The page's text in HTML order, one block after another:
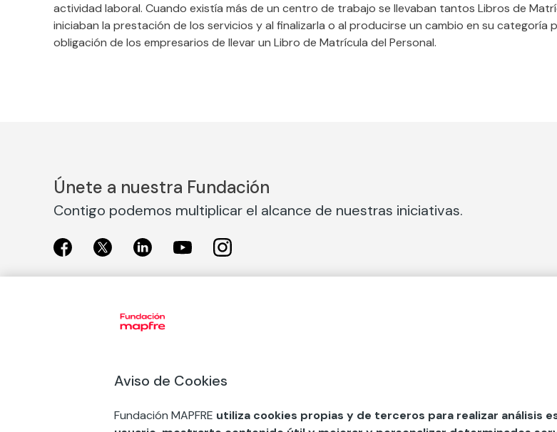
actividad laboral. Cuando existía más de un centro de trabajo se llevaban tantos Libros de
iniciaban la prestación de los servicios y al finalizarla o al producirse un cambio en su
obligación de los empresarios de llevar un Libro de Matrícula del Personal.
Únete a nuestra Fundación
Contigo podemos multiplicar el alcance de nuestras iniciativas.
Exposiciones en Barcelona
COMPRAR ENTRADA
Aviso de Cookies
Fundación MAPFRE utiliza cookies propias y de terceros para realizar análisis